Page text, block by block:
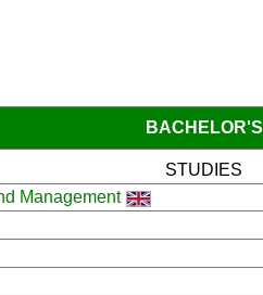
BACHELOR'S
STUDIES
Management